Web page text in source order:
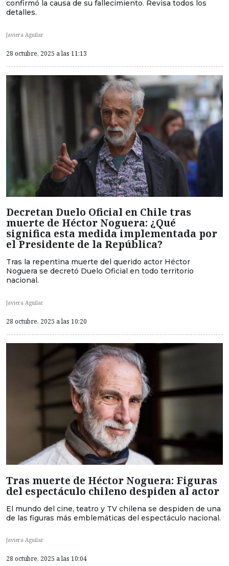
confirmó la causa de su fallecimiento. Revisa todos los
detalles.
Javiera Aguilar
28 octubre, 2025 a las 11:13
Decretan Duelo Oficial en Chile tras
muerte de Héctor Noguera: ¿Qué
significa esta medida implementada por
el Presidente de la República?
Tras la repentina muerte del querido actor Héctor
Noguera se decretó Duelo Oficial en todo territorio
nacional.
Javiera Aguilar
28 octubre, 2025 a las 10:20
Tras muerte de Héctor Noguera: Figuras
del espectáculo chileno despiden al actor
El mundo del cine, teatro y TV chilena se despiden de una
de las figuras más emblemáticas del espectáculo nacional.
Javiera Aguilar
28 octubre, 2025 a las 10:04